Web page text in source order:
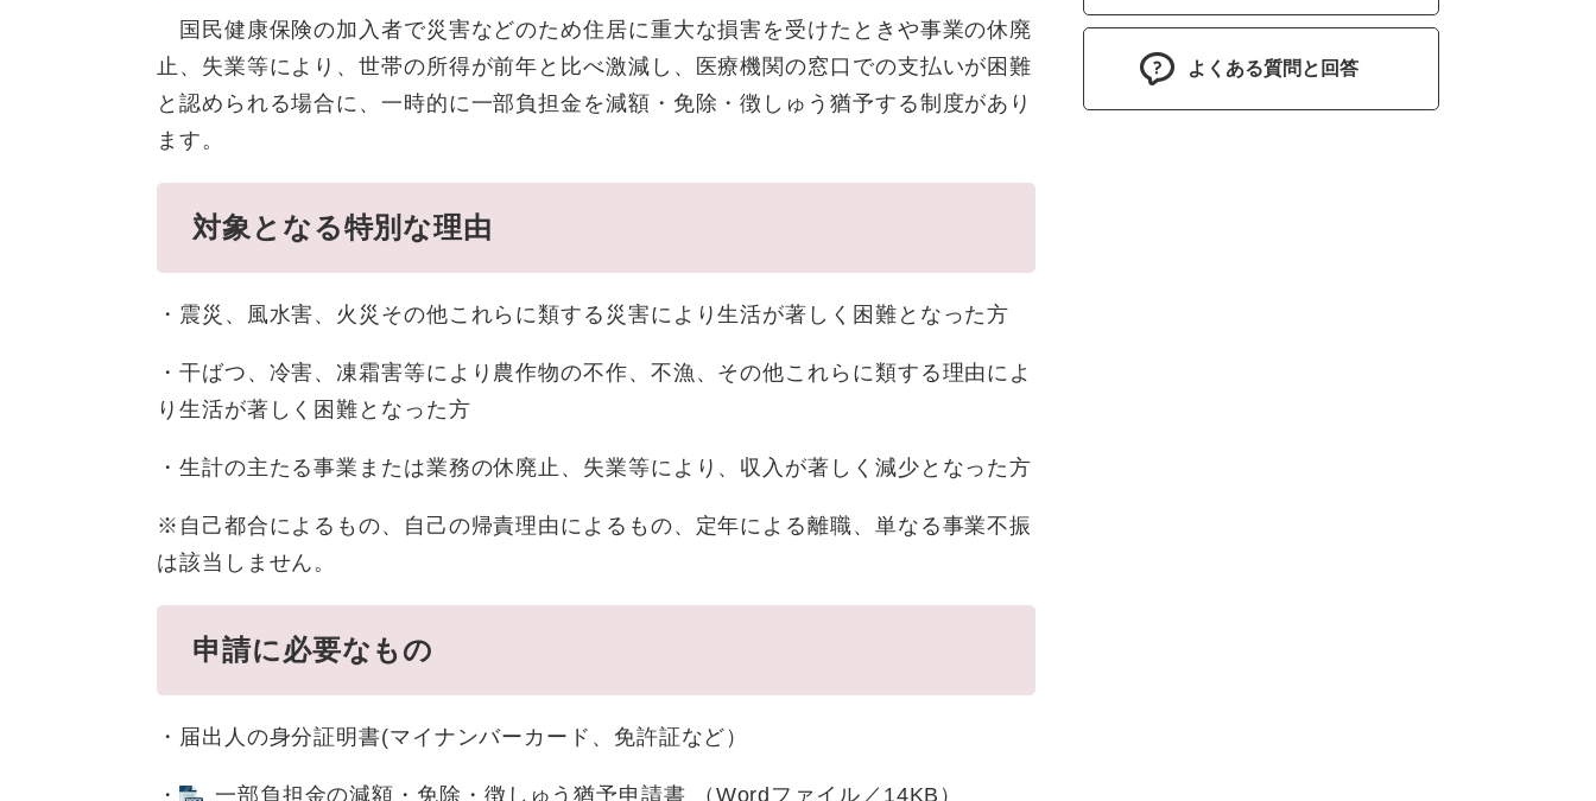
国民健康保険の加入者で災害などのため住居に重大な損害を受けたときや事業の休廃
止、失業等により、世帯の所得が前年と比べ激減し、医療機関の窓口での支払いが困難
と認められる場合に、一時的に一部負担金を減額・免除・徴しゅう猶予する制度があり
ます。
対象となる特別な理由
・震災、風水害、火災その他これらに類する災害により生活が著しく困難となった方
・干ばつ、冷害、凍霜害等により農作物の不作、不漁、その他これらに類する理由によ
り生活が著しく困難となった方
・生計の主たる事業または業務の休廃止、失業等により、収入が著しく減少となった方
※自己都合によるもの、自己の帰責理由によるもの、定年による離職、単なる事業不振
は該当しません。
申請に必要なもの
・届出人の身分証明書(マイナンバーカード、免許証など）
・ 一部負担金の減額・免除・徴しゅう猶予申請書 （Wordファイル／14KB）
よくある質問と回答